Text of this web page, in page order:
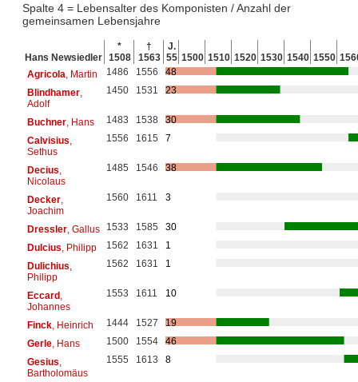
Spalte 4 = Lebensalter des Komponisten / Anzahl der
gemeinsamen Lebensjahre
Hans Newsiedler
*
1508
†
1563
J.
55 1500 1510 1520 1530 1540 1550
Agricola , Martin 1486 1556
48
Blindhamer,
Adolf
1450 1531 23
Buchner, Hans 1483 1538
30
Calvisius
Sethus
1556 1615 7
Decius
Nicolaus
1485 1546 38
Decker,
Joachim
1560 1611 3
Dressler, Gallus 1533 1585
30
Dulcius , Philipp 1562 1631
1
Dulichius
Philipp
1562 1631 1
Eccard,
Johannes
1553 1611 10
Finck, Heinrich 1444 1527
19
Gerle, Hans 1500 1554
46
Gesius
Bartholomäus
1555 1613 8